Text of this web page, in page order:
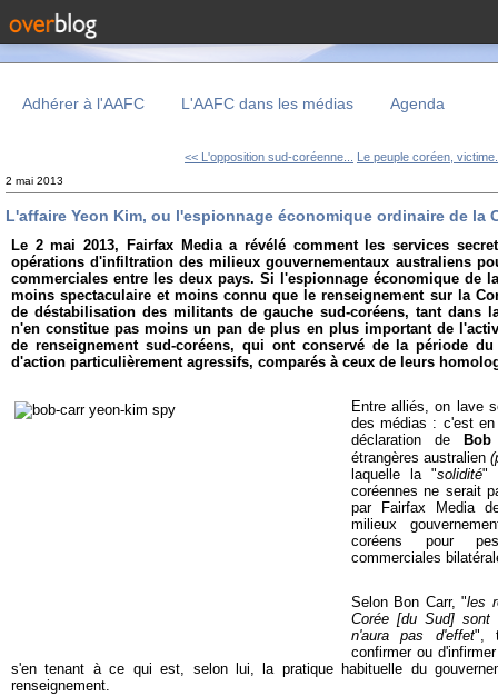
Adhérer à l'AAFC L'AAFC dans les médias Agenda
<< L'opposition sud-coréenne... Le peuple coréen,
2 mai 2013
L'affaire Yeon Kim, ou l'espionnage économique ordinaire de la
Le 2 mai 2013, Fairfax Media a révélé comment les services
opérations d'infiltration des milieux gouvernementaux australiens
commerciales entre les deux pays. Si l'espionnage économique de
moins spectaculaire et moins connu que le renseignement sur la
de déstabilisation des militants de gauche sud-coréens, tant dans
n'en constitue pas moins un pan de plus en plus important de
de renseignement sud-coréens, qui ont conservé de la période
d'action particulièrement agressifs, comparés à ceux de leurs
Entre alliés, on lave
des médias : c'est
déclaration de
étrangères australien
laquelle la "solidité"
coréennes ne serait
par Fairfax Media
milieux
coréens pour
commerciales
Selon Bon Carr, "les
Corée [du Sud]
n'aura pas d'effet",
confirmer ou
s'en tenant à ce qui est, selon lui, la pratique habituelle du
renseignement.